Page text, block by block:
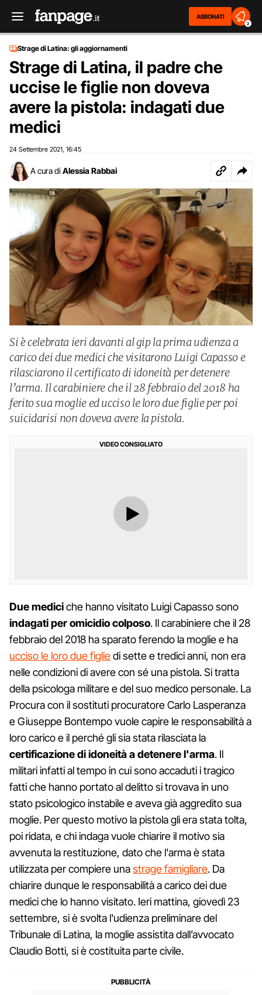
ABBONATI
2
Strage di Latina: gli aggiornamenti
Strage di Latina, il padre che
uccise le figlie non doveva
avere la pistola: indagati due
medici
24 Settembre 2021 16:45
A cura di Alessia Rabbai
Si è celebrata ieri davanti al gip la prima udienza a
carico dei due medici che visitarono Luigi Capasso e
rilasciarono il certificato di idoneità per detenere
l’arma. Il carabiniere che il 28 febbraio del 2018 ha
ferito sua moglie ed ucciso le loro due figlie per poi
suicidarisi non doveva avere la pistola.
VIDEO CONSIGLIATO
Due mediciche hanno visitato Luigi Capasso sono
indagati per omicidio colposo. Il carabiniere che il 28
febbraio del 2018 ha sparato ferendo la moglie e ha
ucciso le loro due figliedi sette e tredici anni, non era
nelle condizioni di avere con sé una pistola. Si tratta
della psicologa militare e del suo medico personale. La
Procura con il sostituti procuratore Carlo Lasperanza
e Giuseppe Bontempo vuole capire le responsabilità a
loro carico e il perché gli sia stata rilasciata la
certificazione di idoneità a detenere l'arma. Il
militari infatti al tempo in cui sono accaduti i tragico
fatti che hanno portato al delitto si trovava in uno
stato psicologico instabile e aveva già aggredito sua
moglie. Per questo motivo la pistola gli era stata tolta,
poi ridata, e chi indaga vuole chiarire il motivo sia
avvenuta la restituzione, dato che l'arma è stata
utilizzata per compiere unastrage famigliare. Da
chiarire dunque le responsabilità a carico dei due
medici che lo hanno visitato. Ieri mattina, giovedì 23
settembre, si è svolta l'udienza preliminare del
Tribunale di Latina, la moglie assistita dall’avvocato
Claudio Botti, si è costituita parte civile.